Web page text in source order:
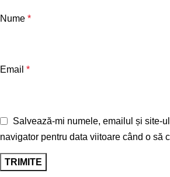
Nume *
Email *
Salvează-mi numele, emailul și site-
navigator pentru data viitoare când o să